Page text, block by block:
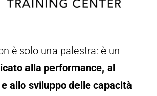
è solo una palestra: è un
alla performance, al
allo sviluppo delle capacità